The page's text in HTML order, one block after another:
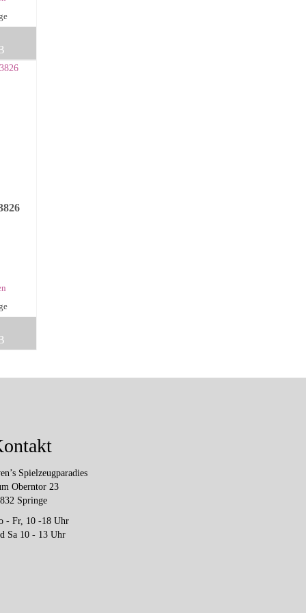
Spielzeugparadies
Oberntor 23
Springe
- Fr, 10 -18 Uhr
Sa 10 - 13 Uhr